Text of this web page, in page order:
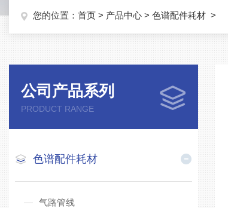
您的位置： 首页 > 产品中心 > 色谱配件耗材 >
公司产品系列
PRODUCT RANGE
色谱配件耗材
气路管线